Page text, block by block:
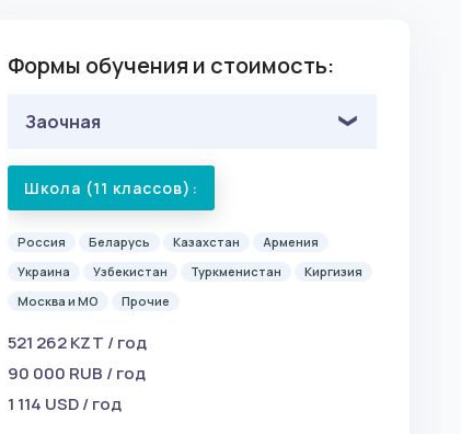
Формы обучения и стоимость:
Заочная
Школа (11 классов):
Россия Беларусь Казахстан
Армения
Украина
Узбекистан Туркменистан
Киргизия
Москва и МО
Прочие
521 262 KZT / год
90 000 RUB / год
1 114 USD / год